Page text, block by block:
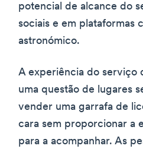
potencial de alcance do
sociais e em plataformas
astronómico.
A experiência do serviço
uma questão de lugares
vender uma garrafa de
cara sem proporcionar a
para a acompanhar. As